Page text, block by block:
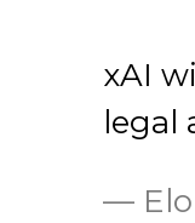
xAI
legal
—